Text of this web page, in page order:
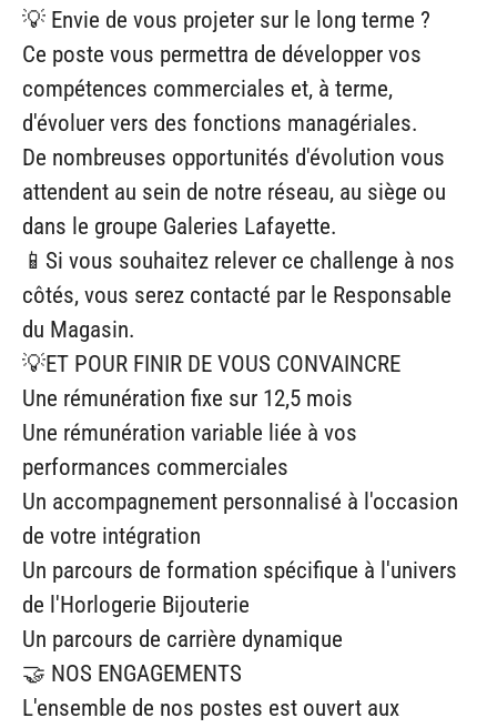
💡 Envie de vous projeter sur le long terme ?
Ce poste vous permettra de développer vos
compétences commerciales et, à terme,
d'évoluer vers des fonctions managériales.
De nombreuses opportunités d'évolution vous
attendent au sein de notre réseau, au siège ou
dans le groupe Galeries Lafayette.
📱Si vous souhaitez relever ce challenge à nos
côtés, vous serez contacté par le Responsable
du Magasin.
💡ET POUR FINIR DE VOUS CONVAINCRE
Une rémunération fixe sur 12,5 mois
Une rémunération variable liée à vos
performances commerciales
Un accompagnement personnalisé à l'occasion
de votre intégration
Un parcours de formation spécifique à l'univers
de l'Horlogerie Bijouterie
Un parcours de carrière dynamique
🤝 NOS ENGAGEMENTS
L'ensemble de nos postes est ouvert aux